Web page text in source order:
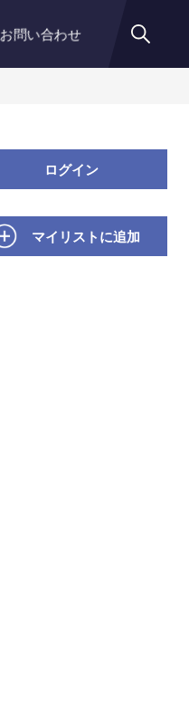
お問い合わせ
ログイン
マイリストに追加